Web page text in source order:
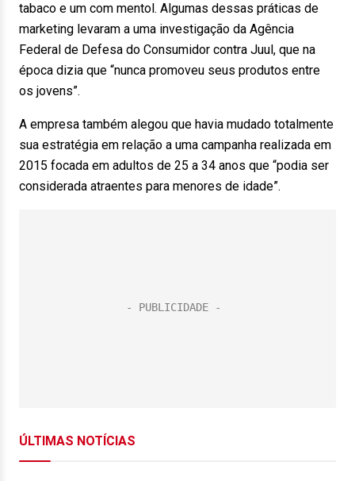
tabaco e um com mentol. Algumas dessas práticas de
marketing levaram a uma investigação da Agência
Federal de Defesa do Consumidor contra Juul, que na
época dizia que “nunca promoveu seus produtos entre
os jovens”.
A empresa também alegou que havia mudado totalmente
sua estratégia em relação a uma campanha realizada em
2015 focada em adultos de 25 a 34 anos que “podia ser
considerada atraentes para menores de idade”.